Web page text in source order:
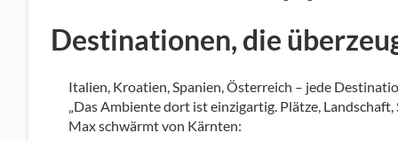
Destinationen, die
Italien, Kroatien, Spanien, Österreich – jede
„Das Ambiente dort ist einzigartig. Plätze, Landschaft,
Max schwärmt von Kärnten: